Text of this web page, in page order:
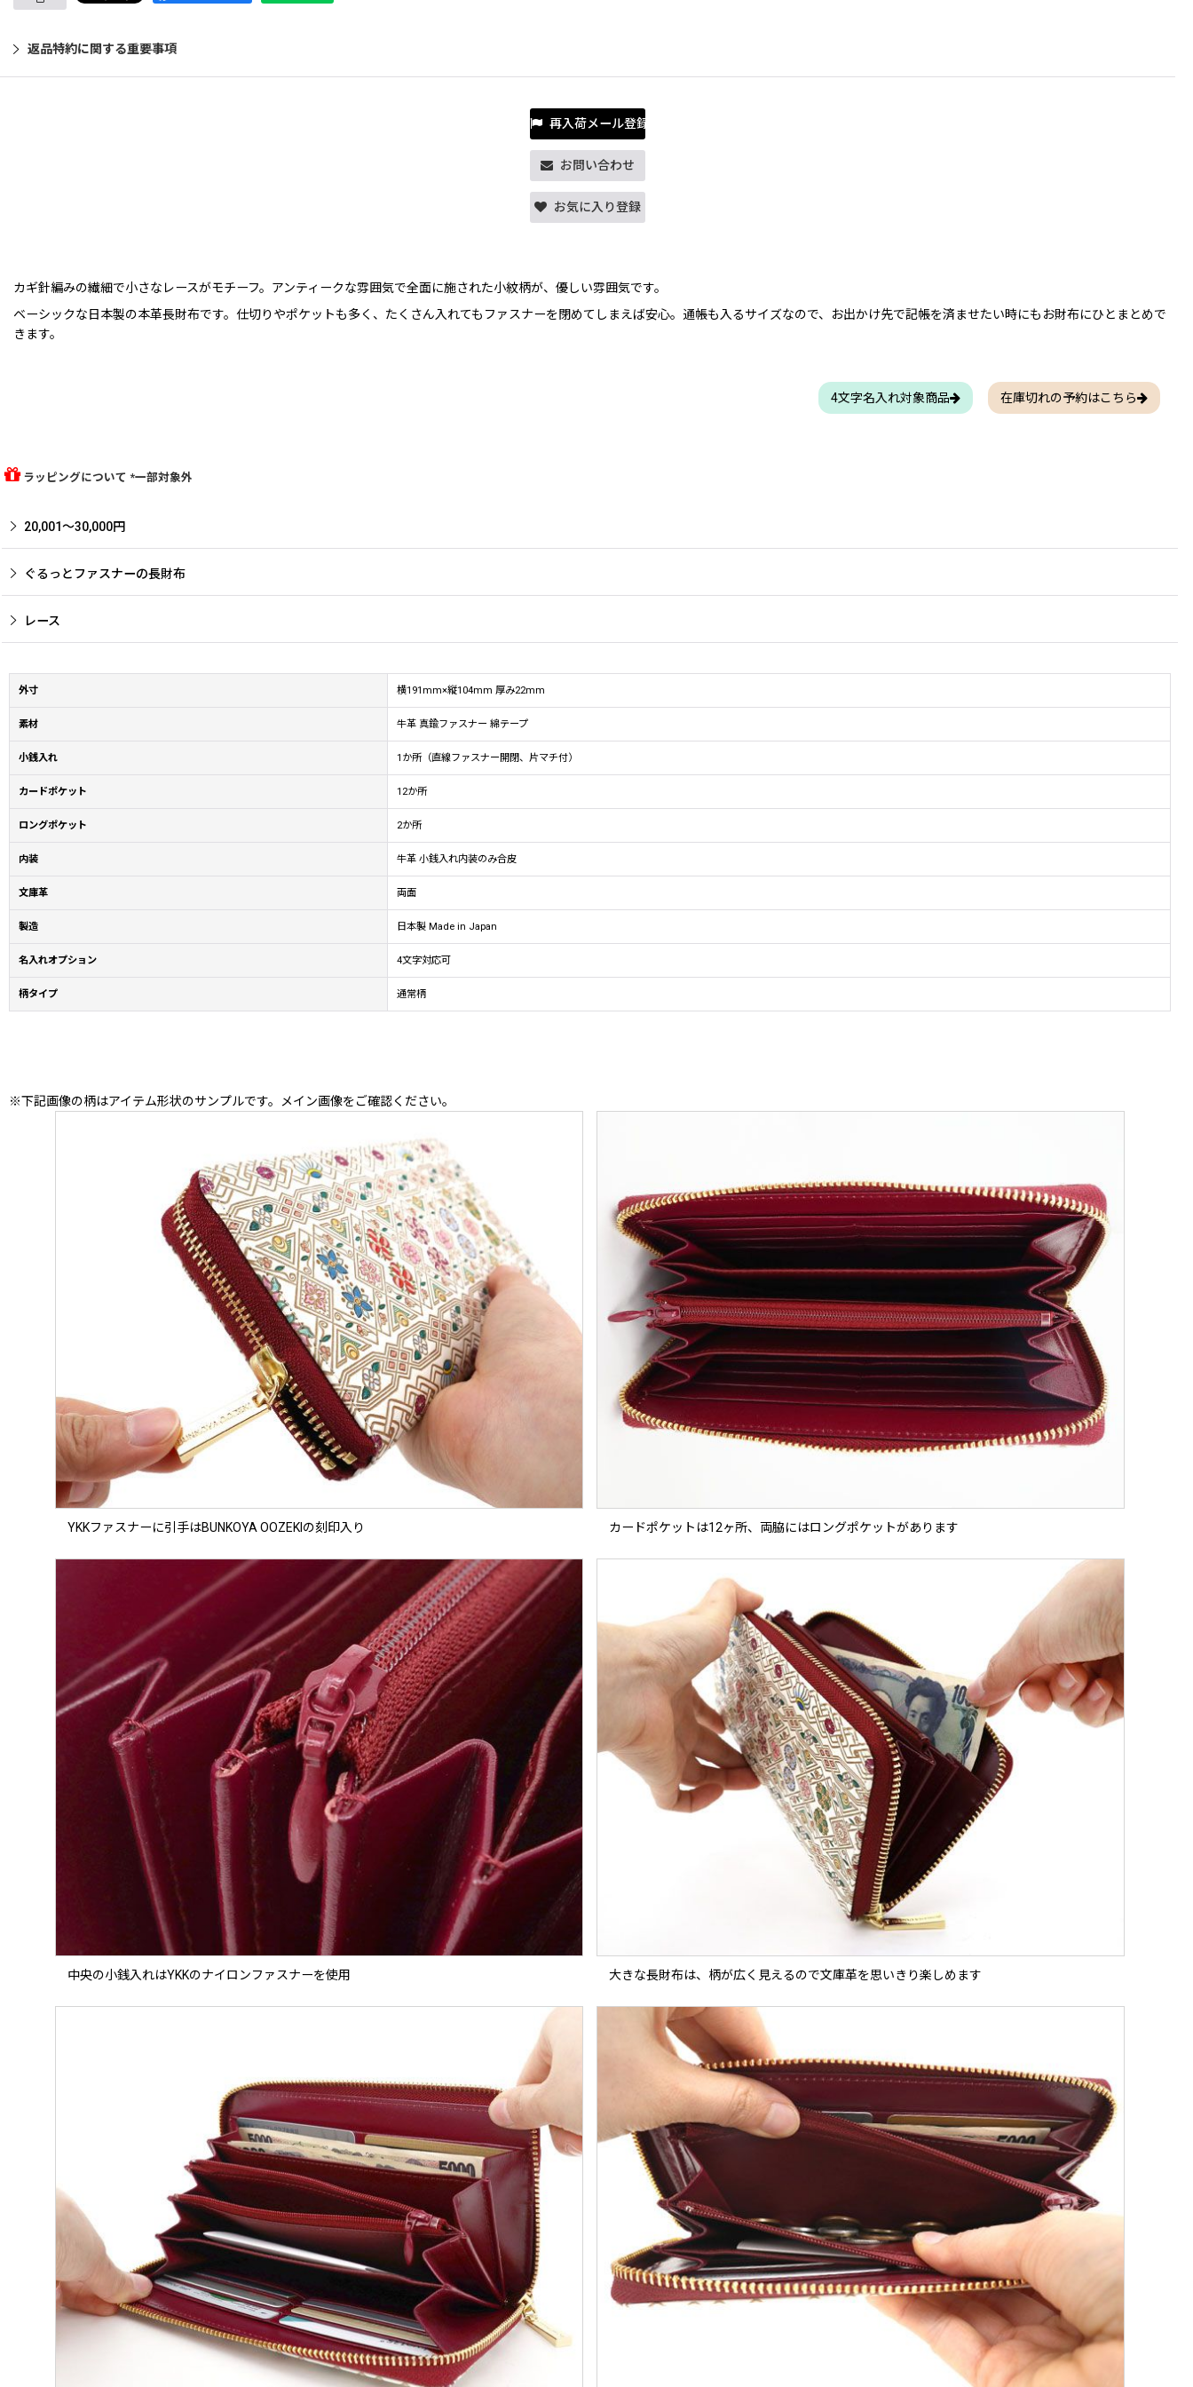
返品特約に関する重要事項
再入荷メール登録
お問い合わせ
お気に入り登録
カギ針編みの繊細で小さなレースがモチーフ。アンティークな雰囲気で全面に施された小紋柄が、優しい雰囲気です。
ベーシックな日本製の本革長財布です。仕切りやポケットも多く、たくさん入れてもファスナーを閉めてしまえば安心。通帳も入るサイズなので、お出かけ先で記帳を済ませたい時にもお財布にひとまとめで
きます。
4文字名入れ対象商品 在庫切れの予約はこちら
ラッピングについて *一部対象外
20,001〜30,000円
ぐるっとファスナーの長財布
レース
外寸 横191mm×縦104mm 厚み22mm
素材 牛革 真鍮ファスナー 綿テープ
小銭入れ 1か所（直線ファスナー開閉、片マチ付）
カードポケット 12か所
ロングポケット 2か所
内装 牛革 小銭入れ内装のみ合皮
文庫革 両面
製造 日本製 Made in Japan
名入れオプション 4文字対応可
柄タイプ 通常柄
※下記画像の柄はアイテム形状のサンプルです。メイン画像をご確認ください。
YKKファスナーに引手はBUNKOYA OOZEKIの刻印入り カードポケットは12ヶ所、両脇にはロングポケットがあります
中央の小銭入れはYKKのナイロンファスナーを使用 大きな長財布は、柄が広く見えるので文庫革を思いきり楽しめます